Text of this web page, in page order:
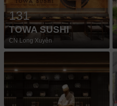
131
TOWA SUSHI
CN Long Xuyên